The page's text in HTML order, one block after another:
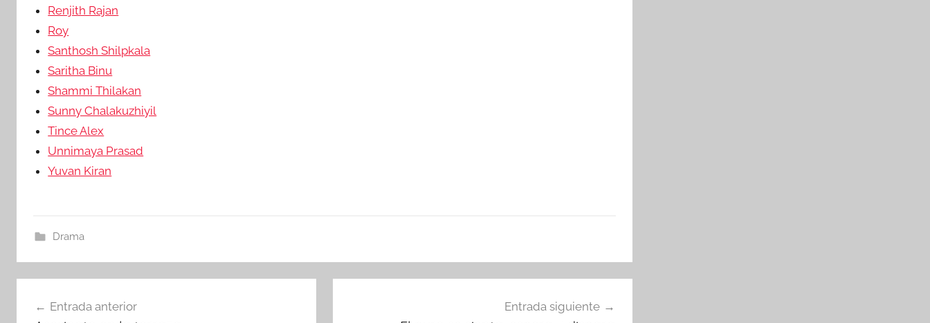
Renjith Rajan
Roy
Santhosh Shilpkala
Saritha Binu
Shammi Thilakan
Sunny Chalakuzhiyil
Tince Alex
Unnimaya Prasad
Yuvan Kiran
Drama
Navegación
Entrada anterior Entrada siguiente